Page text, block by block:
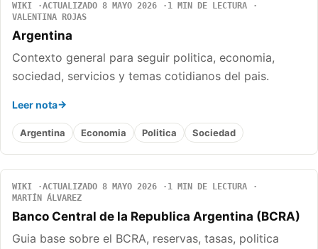
WIKI ACTUALIZADO 8 MAYO 2026
1 MIN DE LECTURA
VALENTINA ROJAS
Argentina
Contexto general para seguir politica, economia,
sociedad, servicios y temas cotidianos del pais.
Leer nota
Argentina Economia Politica Sociedad
WIKI ACTUALIZADO 8 MAYO 2026
1 MIN DE LECTURA
MARTÍN ÁLVAREZ
Banco Central de la Republica Argentina (BCRA)
Guia base sobre el BCRA, reservas, tasas, politica